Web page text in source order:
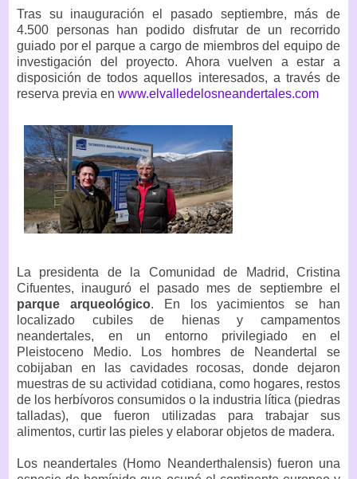
Tras su inauguración el pasado septiembre, más de
4.500 personas han podido disfrutar de un recorrido
guiado por el parque a cargo de miembros del equipo de
investigación del proyecto. Ahora vuelven a estar a
disposición de todos aquellos interesados, a través de
reserva previa en www.elvalledelosneandertales.com
La presidenta de la Comunidad de Madrid, Cristina
Cifuentes, inauguró el pasado mes de septiembre el
parque arqueológico. En los yacimientos se han
localizado cubiles de hienas y campamentos
neandertales, en un entorno privilegiado en el
Pleistoceno Medio. Los hombres de Neandertal se
cobijaban en las cavidades rocosas, donde dejaron
muestras de su actividad cotidiana, como hogares, restos
de los herbívoros consumidos o la industria lítica (piedras
talladas), que fueron utilizadas para trabajar sus
alimentos, curtir las pieles y elaborar objetos de madera.
Los neandertales (Homo Neanderthalensis) fueron una